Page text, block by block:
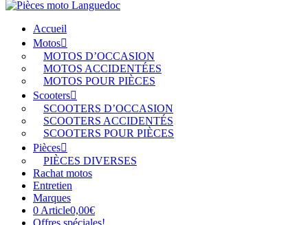
Accueil
Motos
MOTOS D’OCCASION
MOTOS ACCIDENTÉES
MOTOS POUR PIÈCES
Scooters
SCOOTERS D’OCCASION
SCOOTERS ACCIDENTÉS
SCOOTERS POUR PIÈCES
Pièces
PIÈCES DIVERSES
Rachat motos
Entretien
Marques
0 Article0,00€
Offres spéciales!